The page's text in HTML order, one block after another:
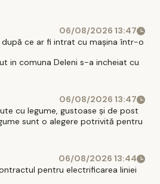
06/08/2026 13:47
după ce ar fi intrat cu mașina într-o
in comuna Deleni s-a incheiat cu
06/08/2026 13:47
cu legume, gustoase și de post
sunt o alegere potrivită pentru
06/08/2026 13:44
pentru electrificarea liniei